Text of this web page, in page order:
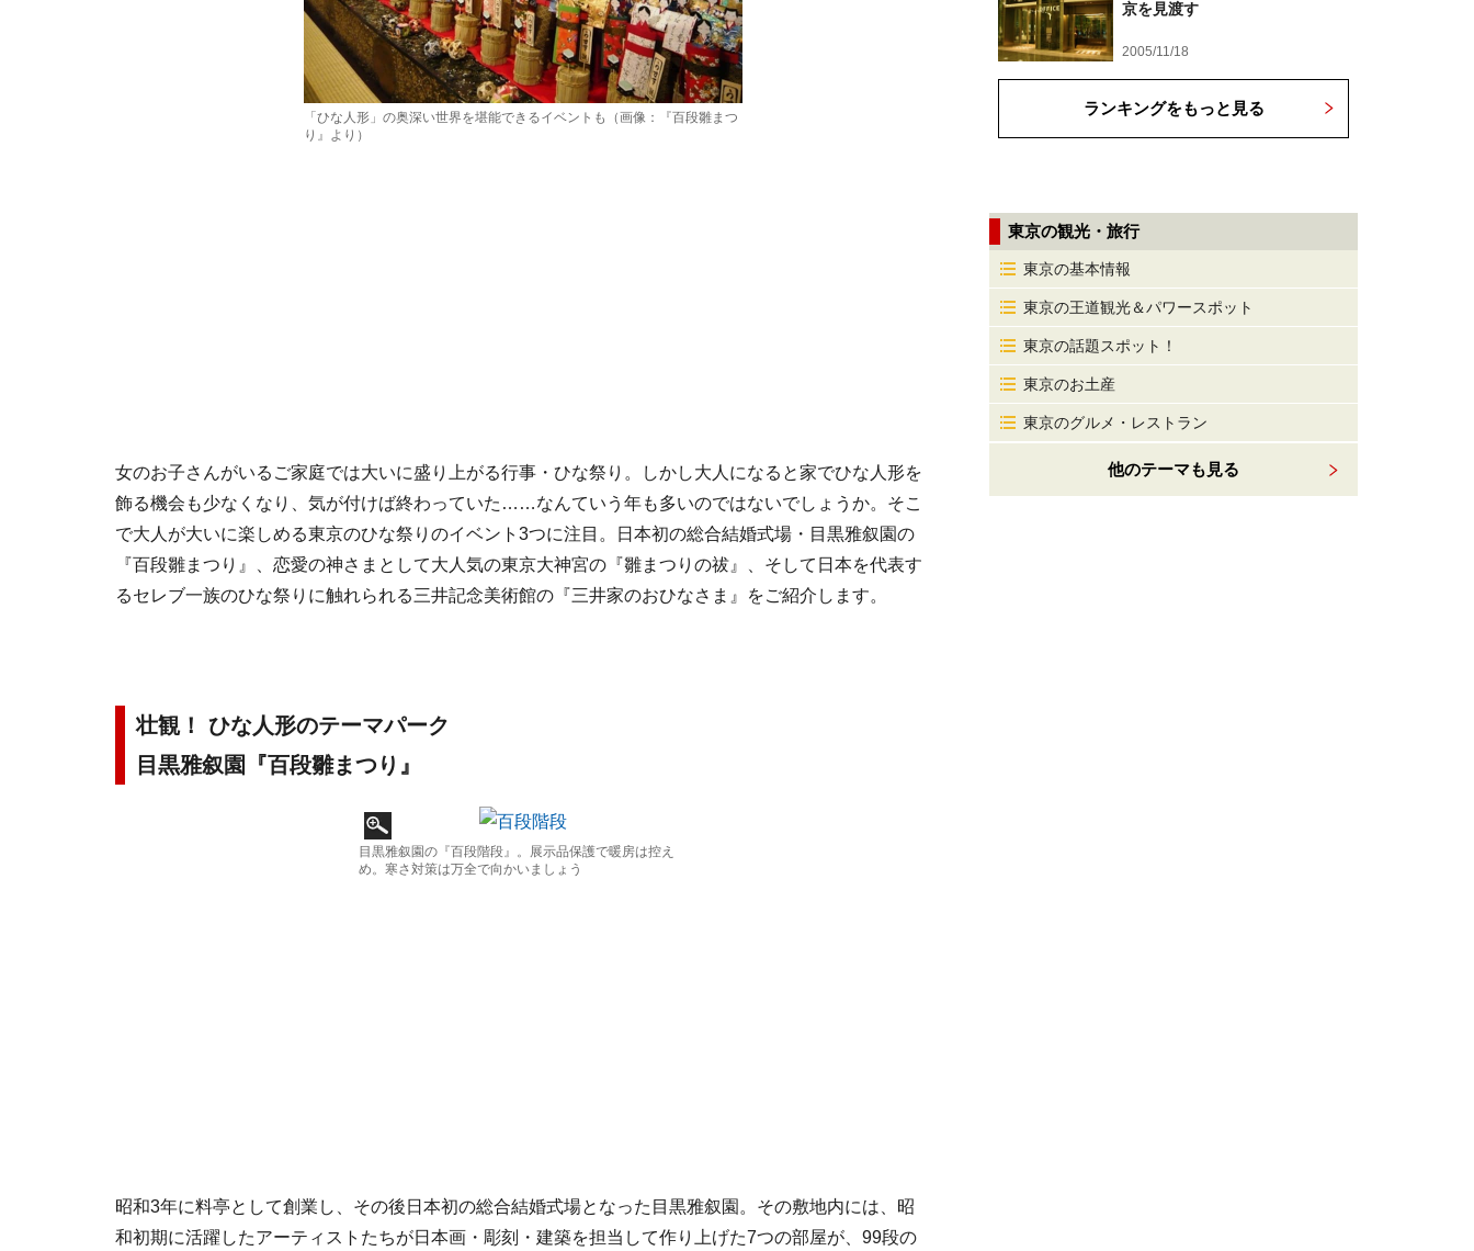
「ひな人形」の奥深い世界を堪能できるイベントも（画像：『百段雛まつ
り』より）
女のお子さんがいるご家庭では大いに盛り上がる行事・ひな祭り。しかし大人になると家でひな人形を
飾る機会も少なくなり、気が付けば終わっていた……なんていう年も多いのではないでしょうか。そこ
で大人が大いに楽しめる東京のひな祭りのイベント3つに注目。日本初の総合結婚式場・目黒雅叙園の
『百段雛まつり』、恋愛の神さまとして大人気の東京大神宮の『雛まつりの祓』、そして日本を代表す
るセレブ一族のひな祭りに触れられる三井記念美術館の『三井家のおひなさま』をご紹介します。
壮観！ ひな人形のテーマパーク
目黒雅叙園『百段雛まつり』
目黒雅叙園の『百段階段』。展示品保護で暖房は控え
め。寒さ対策は万全で向かいましょう
昭和3年に料亭として創業し、その後日本初の総合結婚式場となった目黒雅叙園。その敷地内には、昭
和初期に活躍したアーティストたちが日本画・彫刻・建築を担当して作り上げた7つの部屋が、99段の
京を見渡す
2005/11/18
ランキングをもっと見る
東京の観光・旅行
東京の基本情報
東京の王道観光＆パワースポット
東京の話題スポット！
東京のお土産
東京のグルメ・レストラン
他のテーマも見る